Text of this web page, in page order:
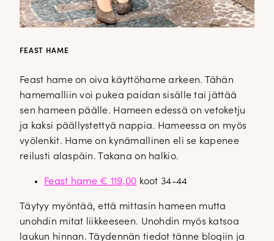
FEAST HAME
Feast hame on oiva käyttöhame arkeen. Tähän
hamemalliin voi pukea paidan sisälle tai jättää
sen hameen päälle. Hameen edessä on vetoketju
ja kaksi päällystettyä nappia. Hameessa on myös
vyölenkit. Hame on kynämallinen eli se kapenee
reilusti alaspäin. Takana on halkio.
Feast hame € 119,00 koot 34-44
Täytyy myöntää, että mittasin hameen mutta
unohdin mitat liikkeeseen. Unohdin myös katsoa
laukun hinnan. Täydennän tiedot tänne blogiin ja